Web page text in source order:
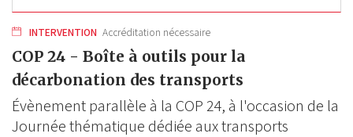
INTERVENTION Accréditation nécessaire
COP 24 - Boîte à outils pour la
décarbonation des transports
Évènement parallèle à la COP 24, à l'occasion de la
Journée thématique dédiée aux transports